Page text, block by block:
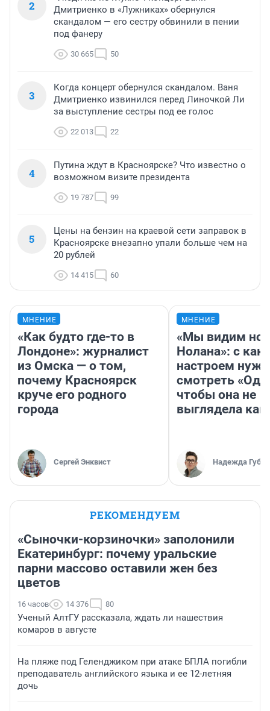
2
Дмитриенко в «Лужниках» обернулся
скандалом — его сестру обвинили в пении
под фанеру
30 665 50
3
Когда концерт обернулся скандалом. Ваня
Дмитриенко извинился перед Линочкой Ли
за выступление сестры под ее голос
22 013 22
4
Путина ждут в Красноярске? Что известно о
возможном визите президента
19 787 99
5
Цены на бензин на краевой сети заправок в
Красноярске внезапно упали больше чем на
20 рублей
14 415 60
МНЕНИЕ
«Как будто где-то в
Лондоне»: журналист
из Омска — о том,
почему Красноярск
круче его родного
города
Сергей Энквист
МНЕНИЕ
«Мы видим
Нолана»: с
настроем
смотреть
чтобы она не
выглядела как
Надежда
РЕКОМЕНДУЕМ
«Сыночки-корзиночки» заполонили
Екатеринбург: почему уральские
парни массово оставили жен без
цветов
16 часов 14 376 80
Ученый АлтГУ рассказала, ждать ли нашествия
комаров в августе
На пляже под Геленджиком при атаке БПЛА погибли
преподаватель английского языка и ее 12-летняя
дочь